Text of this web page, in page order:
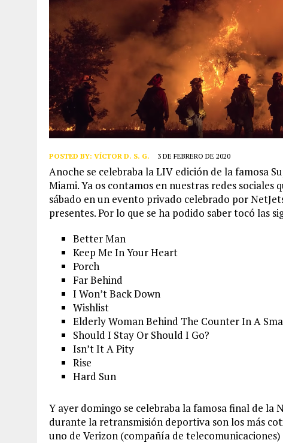
POSTED BY: VÍCTOR D. S. G. 3 DE FEBRERO DE 2020
Anoche se celebraba la LIV edición de la famosa
Miami. Ya os contamos en nuestras redes
sábado en un evento privado celebrado por
presentes. Por lo que se ha podido saber tocó las
Better Man
Keep Me In Your Heart
Porch
Far Behind
I Won’t Back Down
Wishlist
Elderly Woman Behind The Counter In A
Should I Stay Or Should I Go?
Isn’t It A Pity
Rise
Hard Sun
Y ayer domingo se celebraba la famosa final de la
durante la retransmisión deportiva son los más
uno de Verizon (compañía de